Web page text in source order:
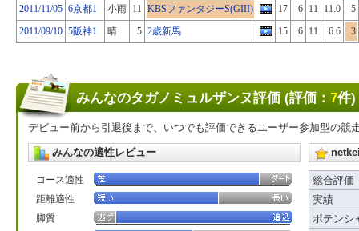
2011/11/05 6京都1 小雨 11 KBSファンタジーS(GIII) 17 6 11 11.0
5
2011/09/10 5阪神1 晴 5 2歳新馬 15 6 11 6.6 3
みんなのタガノミュルザンヌ評価 (評価： 7件)
デビュー前から引退後まで、いつでも評価できるユーザー参加型の競
みんなの適性レビュー
コース適性
距離適性
脚質
総合評価
実績
ポテンシ